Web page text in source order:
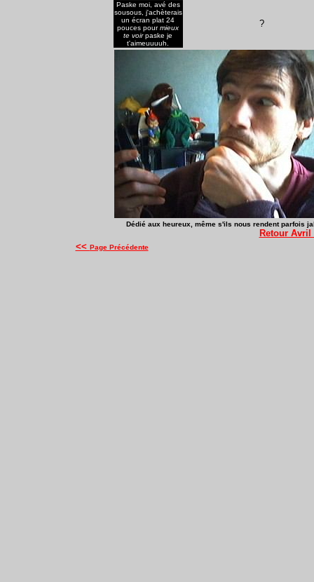
Paske moi, avé des
sousous, j'achèterais
un écran plat 24
pouces pourmieux
te voirpaske je
t'aimeuuuuh.
?
Dédié aux heureux, même s'ils nous rendent parfois
Retour Avril
<< Page Précédente